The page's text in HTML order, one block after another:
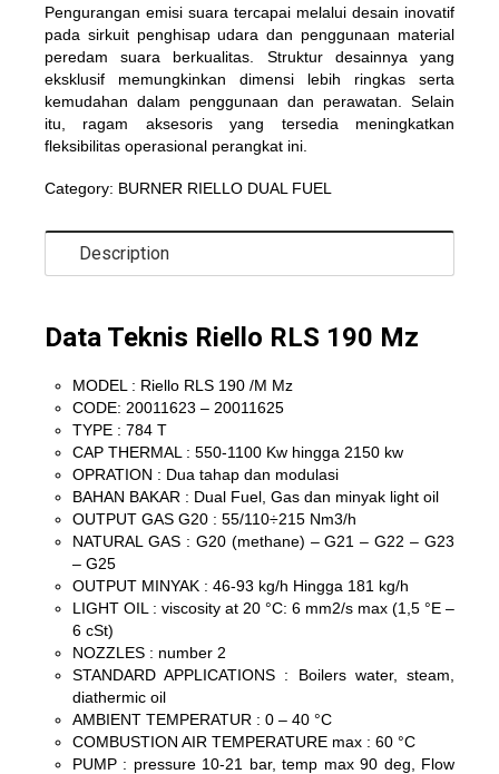
Pengurangan emisi suara tercapai melalui desain inovatif
pada sirkuit penghisap udara dan penggunaan material
peredam suara berkualitas. Struktur desainnya yang
eksklusif memungkinkan dimensi lebih ringkas serta
kemudahan dalam penggunaan dan perawatan. Selain
itu, ragam aksesoris yang tersedia meningkatkan
fleksibilitas operasional perangkat ini.
Category: BURNER RIELLO DUAL FUEL
Description
Data Teknis Riello RLS 190 Mz
MODEL : Riello RLS 190 /M Mz
CODE: 20011623 – 20011625
TYPE : 784 T
CAP THERMAL : 550-1100 Kw hingga 2150 kw
OPRATION : Dua tahap dan modulasi
BAHAN BAKAR : Dual Fuel, Gas dan minyak light oil
OUTPUT GAS G20 : 55/110÷215 Nm3/h
NATURAL GAS : G20 (methane) – G21 – G22 – G23
– G25
OUTPUT MINYAK : 46-93 kg/h Hingga 181 kg/h
LIGHT OIL : viscosity at 20 °C: 6 mm2/s max (1,5 °E –
6 cSt)
NOZZLES : number 2
STANDARD APPLICATIONS : Boilers water, steam,
diathermic oil
AMBIENT TEMPERATUR : 0 – 40 °C
COMBUSTION AIR TEMPERATURE max : 60 °C
PUMP : pressure 10-21 bar, temp max 90 deg, Flow